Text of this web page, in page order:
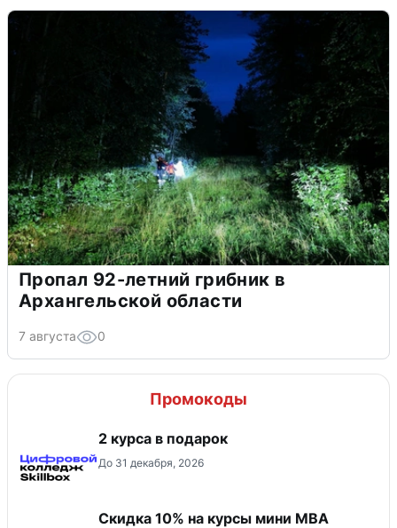
Пропал 92-летний грибник в
Архангельской области
7 августа 0
Промокоды
2 курса в подарок
До 31 декабря, 2026
Скидка 10% на курсы мини MBA